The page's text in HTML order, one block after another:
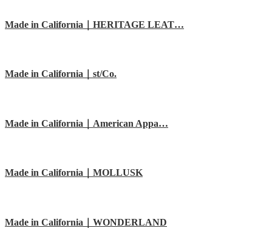
Made in California｜HERITAGE LEAT…
Made in California｜st/Co.
Made in California｜American Appa…
Made in California｜MOLLUSK
Made in California｜WONDERLAND